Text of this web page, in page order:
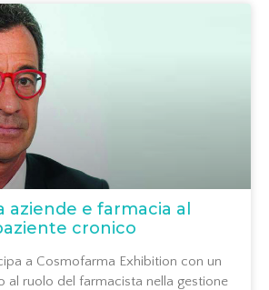
aziende e farmacia al
cronico
a Cosmofarma Exhibition con un
al ruolo del farmacista nella gestione